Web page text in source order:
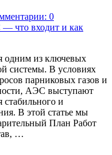
0
одним из ключевых
системы. В условиях
парниковых газов и
АЭС выступают
стабильного и
В этой статье мы
План Работ
…